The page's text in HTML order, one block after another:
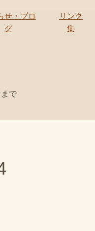
せ・ブロ
グ
リンク
集
で